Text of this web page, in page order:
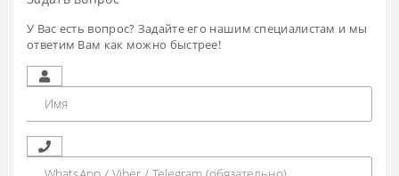
У Вас есть вопрос? Задайте его нашим специалистам и мы
ответим Вам как можно быстрее!